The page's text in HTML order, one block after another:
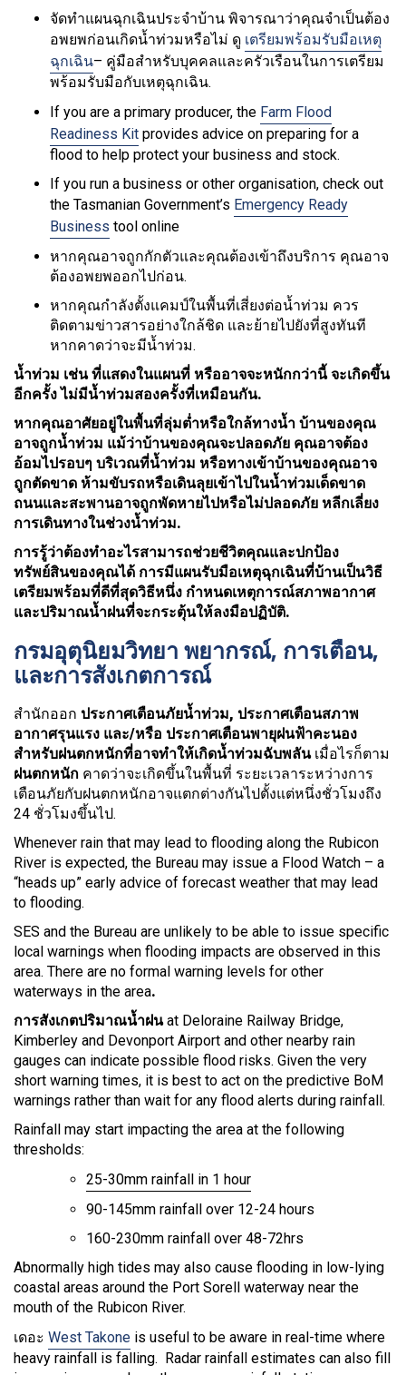
จัดทำแผนฉุกเฉินประจำบ้าน พิจารณาว่าคุณจำเป็นต้อง
อพยพก่อนเกิดน้ำท่วมหรือไม่ ดู เตรียมพร้อมรับมือเหตุ
ฉุกเฉิน– คู่มือสำหรับบุคคลและครัวเรือนในการเตรียม
พร้อมรับมือกับเหตุฉุกเฉิน.
If you are a primary producer, the Farm Flood
Readiness Kit provides advice on preparing for a
flood to help protect your business and stock.
If you run a business or other organisation, check out
the Tasmanian Government’s Emergency Ready
Business tool online
หากคุณอาจถูกกักตัวและคุณต้องเข้าถึงบริการ คุณอาจ
ต้องอพยพออกไปก่อน.
หากคุณกำลังตั้งแคมป์ในพื้นที่เสี่ยงต่อน้ำท่วม ควร
ติดตามข่าวสารอย่างใกล้ชิด และย้ายไปยังที่สูงทันที
หากคาดว่าจะมีน้ำท่วม.
น้ำท่วม เช่น ที่แสดงในแผนที่ หรืออาจจะหนักกว่านี้ จะเกิดขึ้น
อีกครั้ง ไม่มีน้ำท่วมสองครั้งที่เหมือนกัน.
หากคุณอาศัยอยู่ในพื้นที่ลุ่มต่ำหรือใกล้ทางน้ำ บ้านของคุณ
อาจถูกน้ำท่วม แม้ว่าบ้านของคุณจะปลอดภัย คุณอาจต้อง
อ้อมไปรอบๆ บริเวณที่น้ำท่วม หรือทางเข้าบ้านของคุณอาจ
ถูกตัดขาด ห้ามขับรถหรือเดินลุยเข้าไปในน้ำท่วมเด็ดขาด
ถนนและสะพานอาจถูกพัดหายไปหรือไม่ปลอดภัย หลีกเลี่ยง
การเดินทางในช่วงน้ำท่วม.
การรู้ว่าต้องทำอะไรสามารถช่วยชีวิตคุณและปกป้อง
ทรัพย์สินของคุณได้ การมีแผนรับมือเหตุฉุกเฉินที่บ้านเป็นวิธี
เตรียมพร้อมที่ดีที่สุดวิธีหนึ่ง กำหนดเหตุการณ์สภาพอากาศ
และปริมาณน้ำฝนที่จะกระตุ้นให้ลงมือปฏิบัติ.
กรมอุตุนิยมวิทยา พยากรณ์, การเตือน,
และการสังเกตการณ์
สำนักออก ประกาศเตือนภัยน้ำท่วม, ประกาศเตือนสภาพ
อากาศรุนแรง และ/หรือ ประกาศเตือนพายุฝนฟ้าคะนอง
สำหรับฝนตกหนักที่อาจทำให้เกิดน้ำท่วมฉับพลัน เมื่อไรก็ตาม
ฝนตกหนัก คาดว่าจะเกิดขึ้นในพื้นที่ ระยะเวลาระหว่างการ
เตือนภัยกับฝนตกหนักอาจแตกต่างกันไปตั้งแต่หนึ่งชั่วโมงถึง
24 ชั่วโมงขึ้นไป.
Whenever rain that may lead to flooding along the Rubicon
River is expected, the Bureau may issue a Flood Watch – a
“heads up” early advice of forecast weather that may lead
to flooding.
SES and the Bureau are unlikely to be able to issue specific
local warnings when flooding impacts are observed in this
area. There are no formal warning levels for other
waterways in the area.
การสังเกตปริมาณน้ำฝนat Deloraine Railway Bridge,
Kimberley and Devonport Airport and other nearby rain
gauges can indicate possible flood risks. Given the very
short warning times, it is best to act on the predictive BoM
warnings rather than wait for any flood alerts during rainfall.
Rainfall may start impacting the area at the following
thresholds:
25-30mm rainfall in 1 hour
90-145mm rainfall over 12-24 hours
160-230mm rainfall over 48-72hrs
Abnormally high tides may also cause flooding in low-lying
coastal areas around the Port Sorell waterway near the
mouth of the Rubicon River.
เดอะ West Takone is useful to be aware in real-time where
heavy rainfall is falling. Radar rainfall estimates can also fill